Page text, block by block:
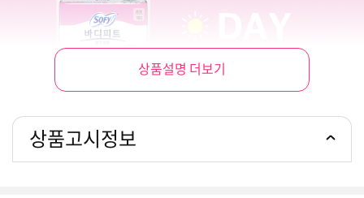
상품설명 더보기
상품고시정보